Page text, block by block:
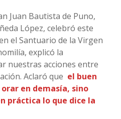
Juan Bautista de Puno,
López, celebró este
el Santuario de la Virgen
explicó la
nuestras acciones entre
Aclaró que el buen
en demasía, sino
práctica lo que dice la